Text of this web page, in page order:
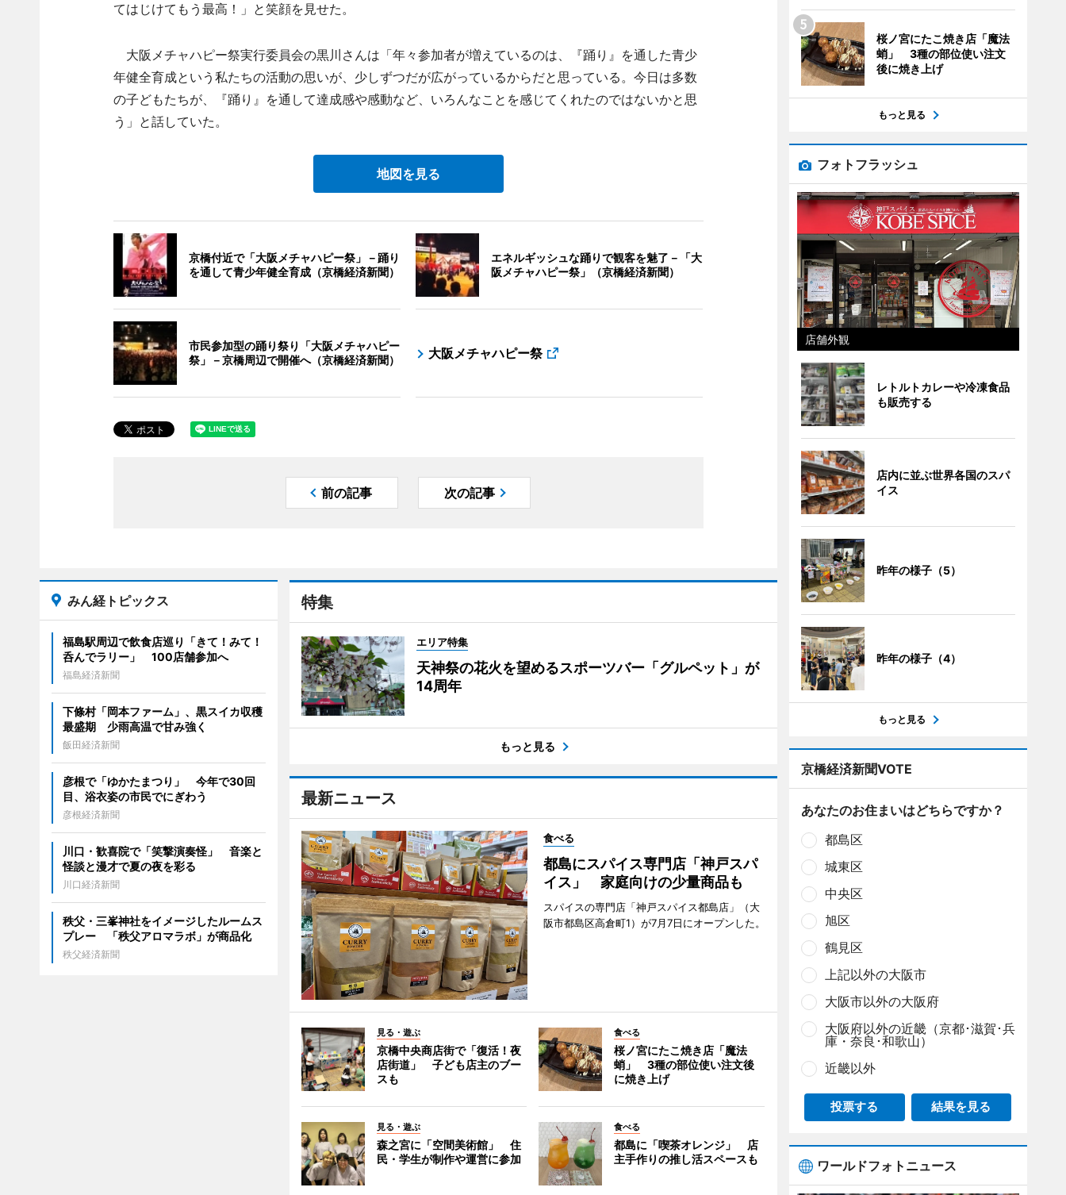
てはじけてもう最高！」と笑顔を見せた。
大阪メチャハピー祭実行委員会の黒川さんは「年々参加者が増えているのは、『踊り』を通した青少
年健全育成という私たちの活動の思いが、少しずつだが広がっているからだと思っている。今日は多数
の子どもたちが、『踊り』を通して達成感や感動など、いろんなことを感じてくれたのではないかと思
う」と話していた。
地図を見る
京橋付近で「大阪メチャハピー祭」－踊り
を通して青少年健全育成（京橋経済新聞）
エネルギッシュな踊りで観客を魅了－「大
阪メチャハピー祭」（京橋経済新聞）
市民参加型の踊り祭り「大阪メチャハピー
祭」－京橋周辺で開催へ（京橋経済新聞）
大阪メチャハピー祭
前の記事 次の記事
特集
エリア特集
天神祭の花火を望めるスポーツバー「グルペット」が
14周年
もっと見る
最新ニュース
食べる
都島にスパイス専門店「神戸スパ
イス」 家庭向けの少量商品も
スパイスの専門店「神戸スパイス都島店」（大
阪市都島区高倉町1）が7月7日にオープンした。
見る・遊ぶ
京橋中央商店街で「復活！夜
店街道」 子ども店主のブー
スも
食べる
桜ノ宮にたこ焼き店「魔法
蛸」 3種の部位使い注文後
に焼き上げ
見る・遊ぶ
森之宮に「空間美術館」 住
民・学生が制作や運営に参加
食べる
都島に「喫茶オレンジ」 店
主手作りの推し活スペースも
みん経トピックス
福島駅周辺で飲食店巡り「きて！みて！
呑んでラリー」 100店舗参加へ
福島経済新聞
下條村「岡本ファーム」、黒スイカ収穫
最盛期 少雨高温で甘み強く
飯田経済新聞
彦根で「ゆかたまつり」 今年で30回
目、浴衣姿の市民でにぎわう
彦根経済新聞
川口・歓喜院で「笑撃演奏怪」 音楽と
怪談と漫才で夏の夜を彩る
川口経済新聞
秩父・三峯神社をイメージしたルームス
プレー 「秩父アロマラボ」が商品化
秩父経済新聞
桜ノ宮にたこ焼き店「魔法
蛸」 3種の部位使い注文
後に焼き上げ
もっと見る
フォトフラッシュ
店舗外観
レトルトカレーや冷凍食品
も販売する
店内に並ぶ世界各国のスパ
イス
昨年の様子（5）
昨年の様子（4）
もっと見る
京橋経済新聞VOTE
あなたのお住まいはどちらですか？
都島区
城東区
中央区
旭区
鶴見区
上記以外の大阪市
大阪市以外の大阪府
大阪府以外の近畿（京都･滋賀･兵
庫・奈良･和歌山）
近畿以外
投票する 結果を見る
ワールドフォトニュース